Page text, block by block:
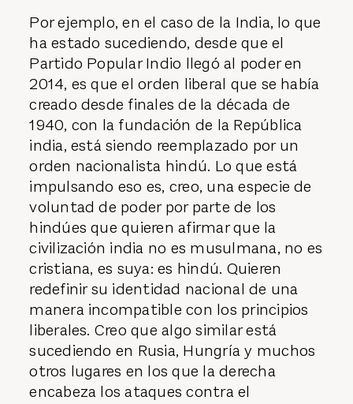
Por ejemplo, en el caso de la India, lo que
ha estado sucediendo, desde que el
Partido Popular Indio llegó al poder en
2014, es que el orden liberal que se había
creado desde finales de la década de
1940, con la fundación de la República
india, está siendo reemplazado por un
orden nacionalista hindú. Lo que está
impulsando eso es, creo, una especie de
voluntad de poder por parte de los
hindúes que quieren afirmar que la
civilización india no es musulmana, no es
cristiana, es suya: es hindú. Quieren
redefinir su identidad nacional de una
manera incompatible con los principios
liberales. Creo que algo similar está
sucediendo en Rusia, Hungría y muchos
otros lugares en los que la derecha
encabeza los ataques contra el